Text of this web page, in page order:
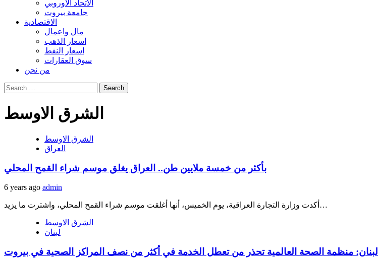
الاتحاد الاوروبي
جامعة بيروت
الاقتصادية
مال واعمال
اسعار الذهب
اسعار النفط
سوق العقارات
من نحن
Search
for:
الشرق الاوسط
الشرق الاوسط
العراق
بأكثر من خمسة ملايين طن.. العراق يغلق موسم شراء القمح المحلي
6 years ago admin
أكدت وزارة التجارة العراقية، يوم الخميس، أنها أغلقت موسم شراء القمح المحلي، واشترت ما يزيد…
الشرق الاوسط
لبنان
لبنان: منظمة الصحة العالمية تحذر من تعطل الخدمة في أكثر من نصف المراكز الصحية في بيروت